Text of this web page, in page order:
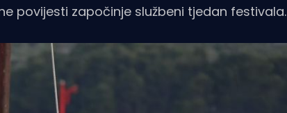
povijesti započinje službeni tjedan festivala.